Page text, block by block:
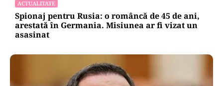
ACTUALITATE
Spionaj pentru Rusia: o româncă de 45 de ani,
arestată în Germania. Misiunea ar fi vizat un
asasinat